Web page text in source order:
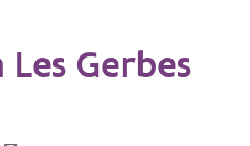
Gerbes